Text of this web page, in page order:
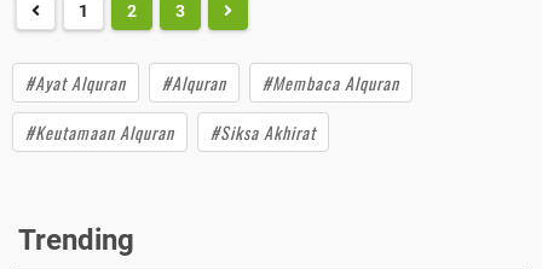
1 2 3
#Ayat Alquran #Alquran
#Membaca Alquran
#Keutamaan Alquran
#Siksa Akhirat
Trending